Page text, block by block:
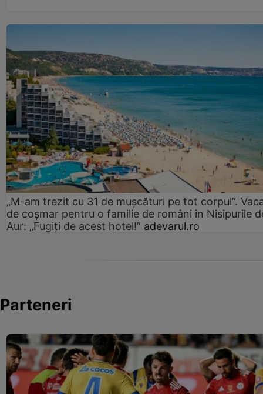
„M-am trezit cu 31 de mușcături pe tot corpul”.
de coșmar pentru o familie de români în Nisipurile
Aur: „Fugiți de acest hotel!” adevarul.ro
Parteneri